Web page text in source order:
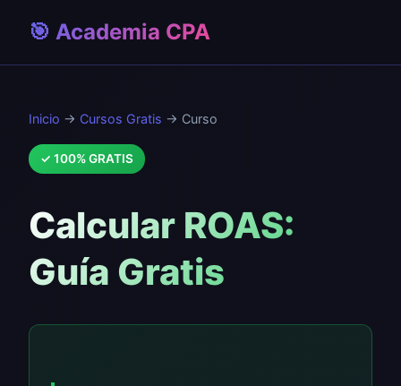
🎯 Academia CPA
Inicio → Cursos Gratis → Curso
✓ 100% GRATIS
Calcular ROAS:
Guía Gratis